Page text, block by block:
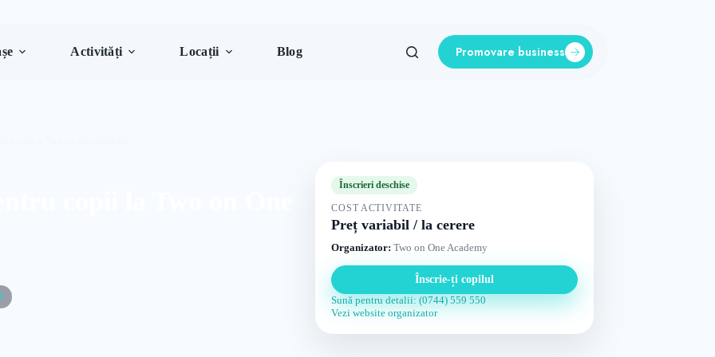
Activități Locații Blog Promovare business
Înscrieri deschise
COST ACTIVITATE
Preț variabil / la cerere
Organizator: Two on One Academy
Înscrie-ți copilul
Sună pentru detalii: (0744) 559 550
Vezi website organizator